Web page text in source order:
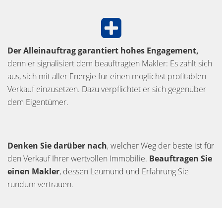
Der Alleinauftrag garantiert hohes Engagement,
denn er signalisiert dem beauftragten Makler: Es zahlt sich
aus, sich mit aller Energie für einen möglichst profitablen
Verkauf einzusetzen. Dazu verpflichtet er sich gegenüber
dem Eigentümer.
Denken Sie darüber nach, welcher Weg der beste ist für
den Verkauf Ihrer wertvollen Immobilie. Beauftragen Sie
einen Makler, dessen Leumund und Erfahrung Sie
rundum vertrauen.